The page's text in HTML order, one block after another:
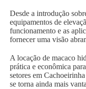
Desde a introdução
equipamentos de
funcionamento e as
fornecer uma visão
A locação de macaco
prática e econômica
setores em
se torna ainda mais